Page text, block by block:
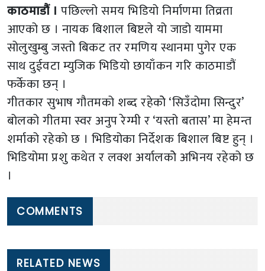
काठमाडौं । पछिल्लो समय भिडियो निर्माणमा तिव्रता
आएको छ । नायक बिशाल बिष्टले यो जाडो याममा
सोलुखुम्बु जस्तो बिकट तर रमणिय स्थानमा पुगेर एक
साथ दुईवटा म्युजिक भिडियो छायाँकन गरि काठमाडौं
फर्केका छन् ।
गीतकार सुभाष गौतमको शब्द रहेकोे ‘सिउँदोमा सिन्दुर’
बोलको गीतमा स्वर अनुप रेग्मी र ‘यस्तो बतास’ मा हेमन्त
शर्माको रहेको छ । भिडियोका निर्देशक बिशाल बिष्ट हुन् ।
भिडियोमा प्रशु कथेत र लक्श अर्यालकोे अभिनय रहेको छ
।
COMMENTS
RELATED NEWS